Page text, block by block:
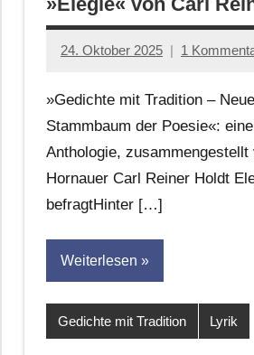
24. Oktober 2025
Jan-
Hornauer
für
dasgedichtblog
1
»Gedichte mit Tradition –
Stammbaum der Poesie«:
Anthologie,
Hornauer Carl Reiner Holdt
befragtHinter […]
Weiterlesen
Gedichte mit Tradition Lyrik